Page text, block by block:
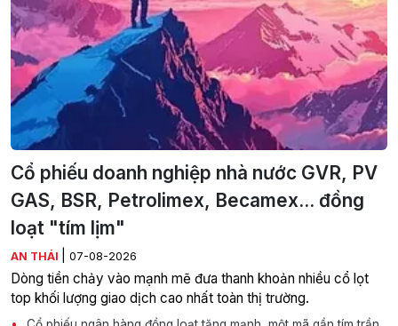
Cổ phiếu doanh nghiệp nhà nước GVR, PV
GAS, BSR, Petrolimex, Becamex... đồng
loạt "tím lịm"
AN THÁI 07-08-2026
Dòng tiền chảy vào mạnh mẽ đưa thanh khoản nhiều cổ lọt
top khối lượng giao dịch cao nhất toàn thị trường.